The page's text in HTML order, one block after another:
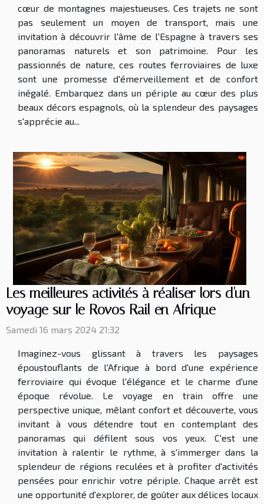
cœur de montagnes majestueuses. Ces trajets ne sont
pas seulement un moyen de transport, mais une
invitation à découvrir l'âme de l'Espagne à travers ses
panoramas naturels et son patrimoine. Pour les
passionnés de nature, ces routes ferroviaires de luxe
sont une promesse d'émerveillement et de confort
inégalé. Embarquez dans un périple au cœur des plus
beaux décors espagnols, où la splendeur des paysages
s'apprécie au...
Les meilleures activités à réaliser lors d'un
voyage sur le Rovos Rail en Afrique
Samedi 16 mars 2024 21:32
Imaginez-vous glissant à travers les paysages
époustouflants de l'Afrique à bord d'une expérience
ferroviaire qui évoque l'élégance et le charme d'une
époque révolue. Le voyage en train offre une
perspective unique, mêlant confort et découverte, vous
invitant à vous détendre tout en contemplant des
panoramas qui défilent sous vos yeux. C'est une
invitation à ralentir le rythme, à s'immerger dans la
splendeur de régions reculées et à profiter d'activités
pensées pour enrichir votre périple. Chaque arrêt est
une opportunité d'explorer, de goûter aux délices locaux